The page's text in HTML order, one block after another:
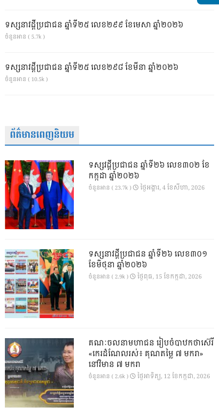
ទស្សនាវដ្ដីប្រជាជន ឆ្នាំទី២៥ លេខ២៩៩ ខែមេសា ឆ្នាំ២០២៦
ចំនួនអាន ( 5.7k )
ទស្សនាវដ្ដីប្រជាជន ឆ្នាំទី២៥ លេខ២៩៨ ខែមីនា ឆ្នាំ២០២៦
ចំនួនអាន ( 10.5k )
ព័ត៌មានពេញនិយម
ទស្សវដ្តីប្រជាជន ឆ្នាំទី២៦ លេខ៣០២ ខែ
កក្កដា ឆ្នាំ២០២៦
ចំនួនអាន ( 23.7k ) ថ្ងៃ​អង្គារ, 4 ខែ​សីហា, 2026
ទស្សនាវដ្ដីប្រជាជន ឆ្នាំទី២៦ លេខ៣០១
ខែមិថុនា ឆ្នាំ២០២៦
ចំនួនអាន ( 2.9k ) ថ្ងៃ​ពុធ, 15 ខែ​កក្កដា, 2026
គណៈចលនាមហាជន រៀបចំបាឋកថាស៊េរី
«កេរដំណែលរស់៖ គុណតម្លៃ ៧ មករា»
នៅវិមាន ៧ មករា
ចំនួនអាន ( 2.6k ) ថ្ងៃ​អាទិត្យ, 12 ខែ​កក្កដា, 2026